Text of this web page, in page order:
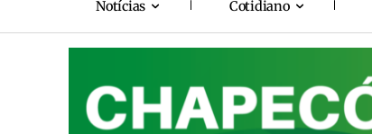
Notícias Cotidiano